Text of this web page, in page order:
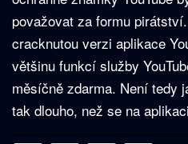
považovat za formu
cracknutou verzi aplikace
většinu funkcí služby
měsíčně zdarma. Není tedy
tak dlouho, než se na